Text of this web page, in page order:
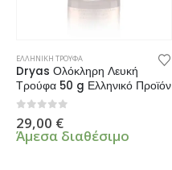
ΕΛΛΗΝΙΚΗ ΤΡΟΥΦΑ
Dryas Ολόκληρη Λευκή
Τρούφα 50 g Ελληνικό Προϊόν
0 από 5
29,00 €
Άμεσα διαθέσιμο